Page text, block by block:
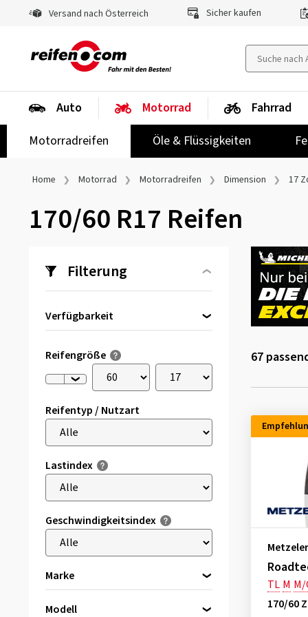
Versand nach Österreich Sicher kaufen
Auto
Motorrad
Motorradreifen
Öle & Flüssigkeiten
Fahrrad
Home Motorrad Motorradreifen Dimension 17
170/60 R17 Reifen
Filterung
Verfügbarkeit
Reifengröße
Reifentyp / Nutzart
Lastindex
Geschwindigkeitsindex
Marke
Modell
67
Metzeler
TL M M/
170/60